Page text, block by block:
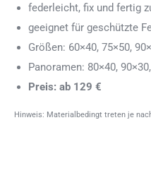
federleicht, fix und fertig
geeignet für geschützte
Größen: 60×40, 75×50,
Panoramen: 80×40,
Preis: ab 129 €
Hinweis: Materialbedingt treten je